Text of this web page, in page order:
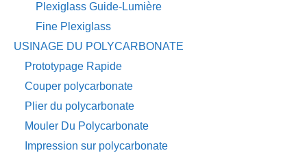
Plexiglass Guide-Lumière
Fine Plexiglass
USINAGE DU POLYCARBONATE
Prototypage Rapide
Couper polycarbonate
Plier du polycarbonate
Mouler Du Polycarbonate
Impression sur polycarbonate